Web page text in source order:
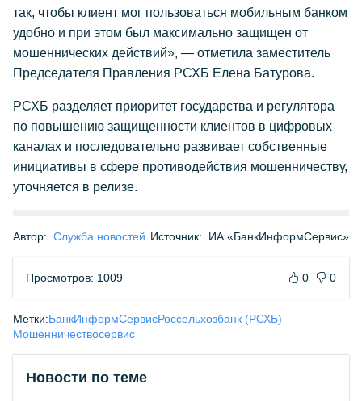
так, чтобы клиент мог пользоваться мобильным банком
удобно и при этом был максимально защищен от
мошеннических действий», — отметила заместитель
Председателя Правления РСХБ Елена Батурова.
РСХБ разделяет приоритет государства и регулятора
по повышению защищенности клиентов в цифровых
каналах и последовательно развивает собственные
инициативы в сфере противодействия мошенничеству,
уточняется в релизе.
Автор: Служба новостей Источник: ИА «БанкИнформСервис»
Просмотров: 1009 0 0
Метки:БанкИнформСервисРоссельхозбанк (РСХБ)
Мошенничествосервис
Новости по теме